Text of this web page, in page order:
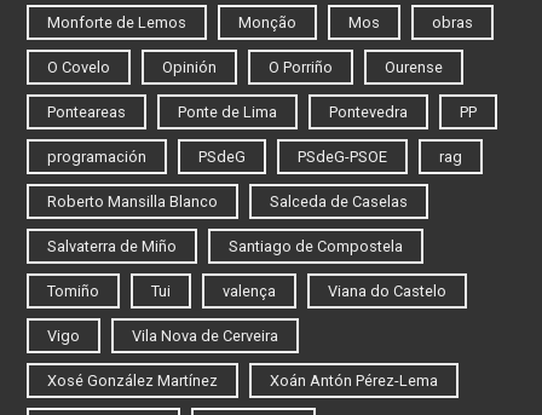
Monforte de Lemos Monção Mos obras
O Covelo Opinión O Porriño Ourense
Ponteareas Ponte de Lima Pontevedra PP
programación PSdeG PSdeG-PSOE rag
Roberto Mansilla Blanco Salceda de Caselas
Salvaterra de Miño Santiago de Compostela
Tomiño Tui valença Viana do Castelo
Vigo Vila Nova de Cerveira
Xosé González Martínez Xoán Antón Pérez-Lema